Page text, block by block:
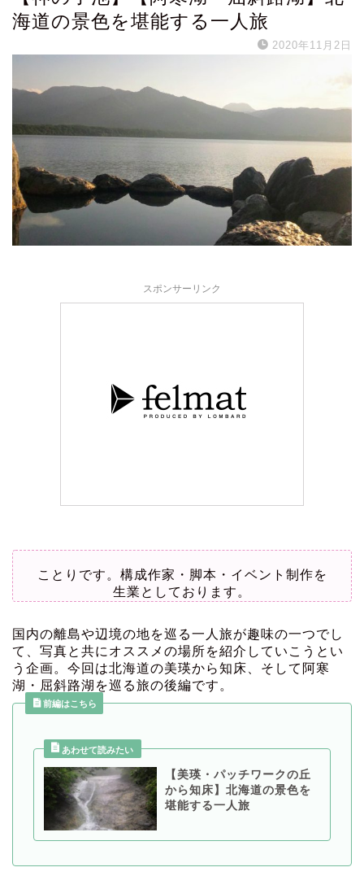
海道の景色を堪能する一人旅
2020年11月2日
スポンサーリンク
ことりです。構成作家・脚本・イベント制作を
生業としております。
国内の離島や辺境の地を巡る一人旅が趣味の一つでし
て、写真と共にオススメの場所を紹介していこうとい
う企画。今回は北海道の美瑛から知床、そして阿寒
湖・屈斜路湖を巡る旅の後編です。
前編はこちら
【美瑛・パッチワークの丘
から知床】北海道の景色を
堪能する一人旅